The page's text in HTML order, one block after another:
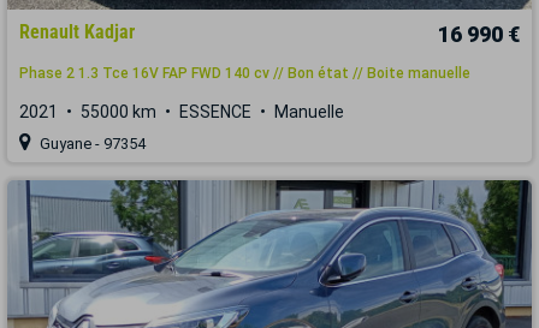
Renault Kadjar 16 990 €
Phase 2 1.3 Tce 16V FAP FWD 140 cv // Bon état // Boite manuelle
2021 55000 km ESSENCE Manuelle
Guyane - 97354